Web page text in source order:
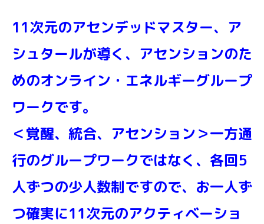
11次元のアセンデッドマスター、ア
シュタールが導く、アセンションのた
めのオンライン・エネルギーグループ
ワークです。
＜覚醒、統合、アセンション＞一方通
行のグループワークではなく、各回5
人ずつの少人数制ですので、お一人ず
つ確実に11次元のアクティベーショ